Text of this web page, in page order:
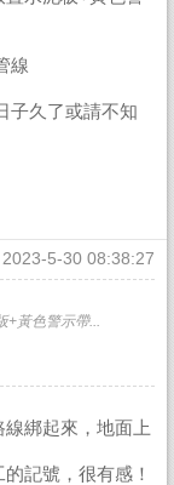
線
子久了或請不知
2023-5-30 08:38:27
+黃色警示帶...
綁起來，地面上
記號，很有感！